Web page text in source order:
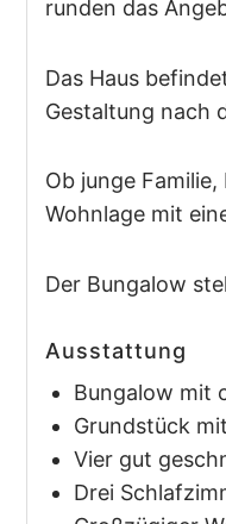
runden das
Das Haus
Gestaltung nach
Ob junge
Wohnlage mit
Der Bungalow
Ausstattung
Bungalow mit
Grundstück
Vier gut
Drei